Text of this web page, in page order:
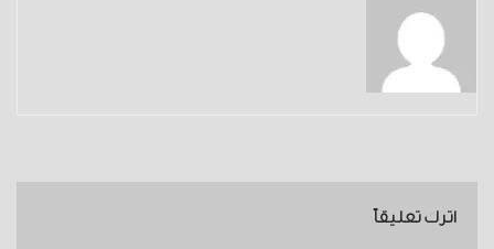
اترك تعليقاً